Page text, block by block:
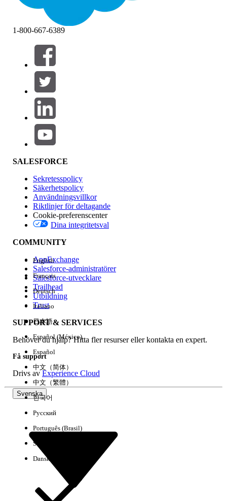
Filter (0)
VÄLJ FILTER
Produktområde
Funktionspåverkan
Version
Händelse
Rensa alla Klart
1-800-667-6389
SALESFORCE
Sekretesspolicy
Säkerhetspolicy
Användningsvillkor
Riktlinjer för deltagande
Cookie-preferenscenter
Dina integritetsval
COMMUNITY
AppExchange
Salesforce-administratörer
Salesforce-utvecklare
Trailhead
Utbildning
Trust
SUPPORT & SERVICES
Behöver du hjälp? Hitta fler resurser eller kontakta en expert.
Få support
Drivs avExperience Cloud
Svenska
English
Français
Deutsch
Italiano
日本語
Español (México)
Español
中文（简体）
中文（繁體）
한국어
Русский
Português (Brasil)
Suomi
Dansk